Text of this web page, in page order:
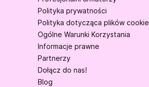
Polityka prywatności
Polityka dotycząca plików cookie
Ogólne Warunki Korzystania
Informacje prawne
Partnerzy
Dołącz do nas!
Blog